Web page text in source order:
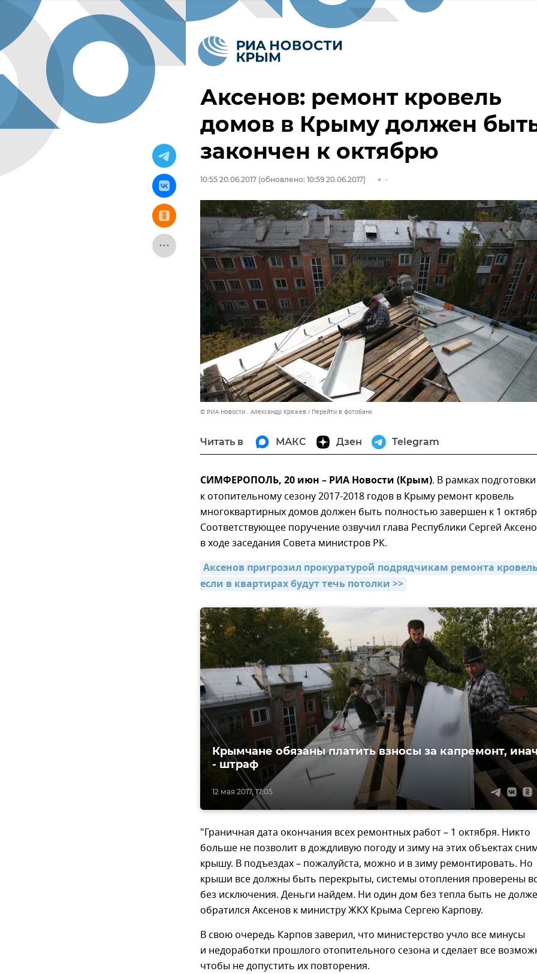
Аксенов: ремонт кровель
домов в Крыму должен
закончен к октябрю
10:55 20.06.2017 (обновлено: 10:59 20.06.2017)
© РИА Новости . Александр Кряжев Перейти в фотобанк
Читать в МАКС Дзен Telegram
СИМФЕРОПОЛЬ, 20 июн – РИА Новости (Крым). В рамках подготовки
к отопительному сезону 2017-2018 годов в Крыму ремонт кровель
многоквартирных домов должен быть полностью завершен к 1
Соответствующее поручение озвучил глава Республики Сергей
в ходе заседания Совета министров РК.
Аксенов пригрозил прокуратурой подрядчикам ремонта
если в квартирах будут течь потолки >>
12 мая 2017, 17:05
Крымчане обязаны платить взносы за капремонт,
- штраф
"Граничная дата окончания всех ремонтных работ – 1 октября. Никто
больше не позволит в дождливую погоду и зиму на этих объектах
крышу. В подъездах – пожалуйста, можно и в зиму ремонтировать. Но
крыши все должны быть перекрыты, системы отопления проверены
без исключения. Деньги найдем. Ни один дом без тепла быть не
обратился Аксенов к министру ЖКХ Крыма Сергею Карпову.
В свою очередь Карпов заверил, что министерство учло все минусы
и недоработки прошлого отопительного сезона и сделает все
чтобы не допустить их повторения.